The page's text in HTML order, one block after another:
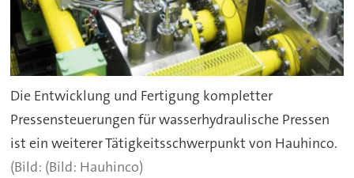
Die Entwicklung und Fertigung kompletter
Pressensteuerungen für wasserhydraulische Pressen
ist ein weiterer Tätigkeitsschwerpunkt von Hauhinco.
(Bild: Hauhinco)